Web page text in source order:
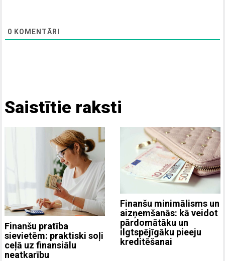
0 KOMENTĀRI
Saistītie raksti
Finanšu pratība
sievietēm: praktiski soļi
ceļā uz finansiālu
neatkarību
Finanšu minimālisms un
aizņemšanās: kā veidot
pārdomātāku un
ilgtspējīgāku pieeju
kreditēšanai